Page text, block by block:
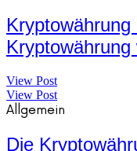
View Post
View Post
Allgemein
Die